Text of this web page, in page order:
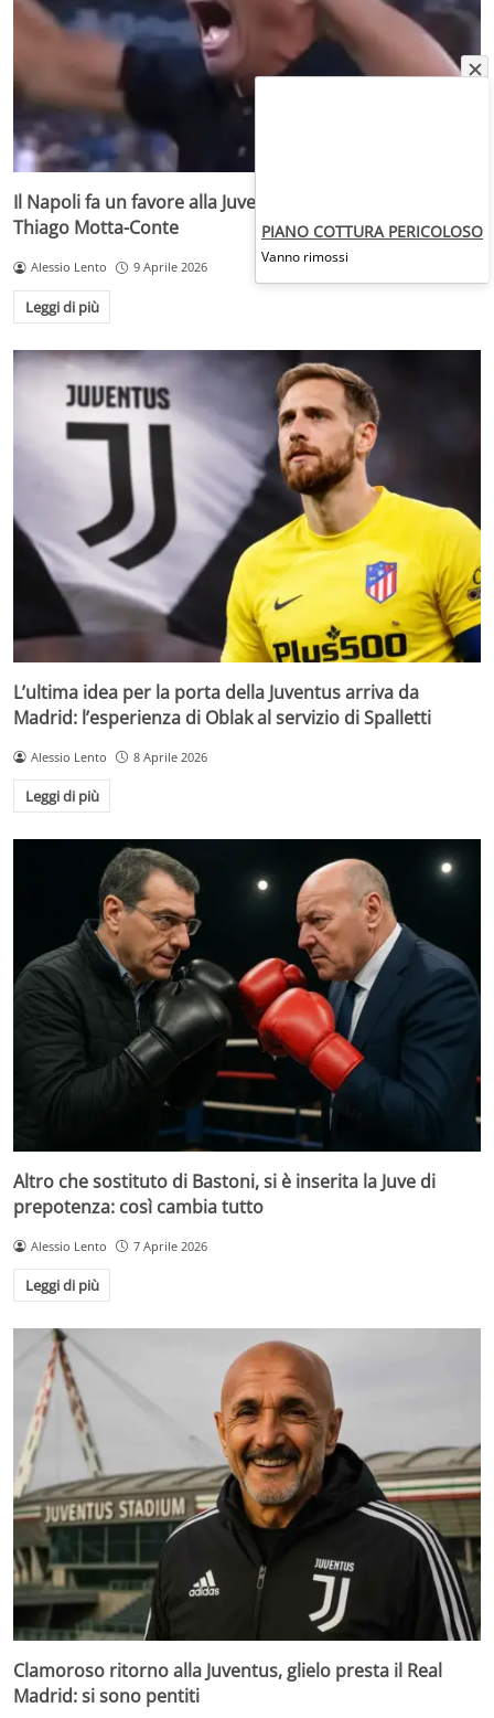
Il Napoli fa un favore alla Juventus e all’Italia: intreccio
Thiago Motta-Conte
Alessio Lento 9 Aprile 2026
Leggi di più
L’ultima idea per la porta della Juventus arriva da
Madrid: l’esperienza di Oblak al servizio di Spalletti
Alessio Lento 8 Aprile 2026
Leggi di più
Altro che sostituto di Bastoni, si è inserita la Juve di
prepotenza: così cambia tutto
Alessio Lento 7 Aprile 2026
Leggi di più
Clamoroso ritorno alla Juventus, glielo presta il Real
Madrid: si sono pentiti
PIANO COTTURA PERICOLOSO
Vanno rimossi